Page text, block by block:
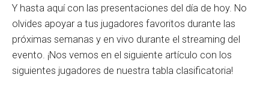
Y hasta aquí con las presentaciones del día de hoy. No
olvides apoyar a tus jugadores favoritos durante las
próximas semanas y en vivo durante el streaming del
evento. ¡Nos vemos en el siguiente artículo con los
siguientes jugadores de nuestra tabla clasificatoria!